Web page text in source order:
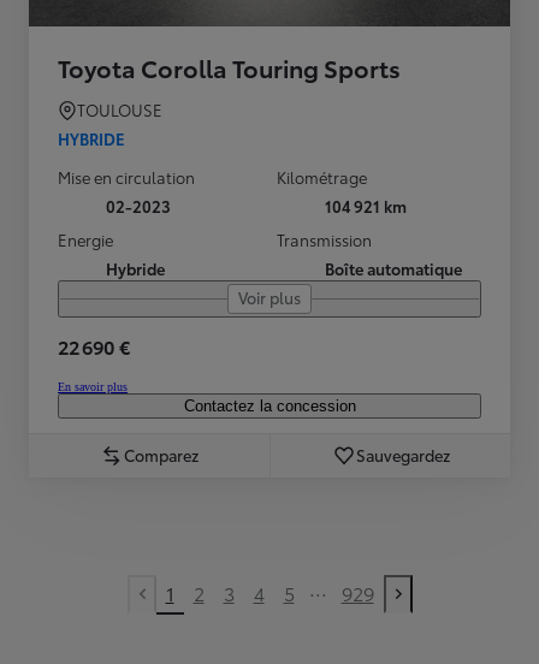
Toyota Corolla Touring Sports
TOULOUSE
HYBRIDE
Mise en circulation
02-2023
Kilométrage
104 921 km
Energie
Hybride
Transmission
Boîte automatique
Voir plus
22 690 €
En savoir plus
Contactez la concession
Comparez Sauvegardez
Previous page
1 2 3 4 5 ... 929
Next page